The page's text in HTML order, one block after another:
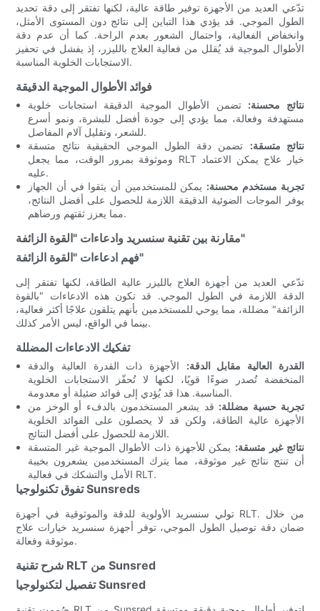
تدّعي العديد من الأجهزة توفير طاقة عالية، لكنها تفتقر إلى دقة تحديد
الطول الموجي. قد يؤدي هذا التباين إلى نتائج دون المستوى الأمثل،
وانخفاض الفعالية، واحتمال الشعور بعدم الراحة. كما أن عدم دقة
الأطوال الموجية قد يُقلل من فعالية العلاج بالليزر، إذ يفشل في تحفيز
الاستجابات الخلوية المناسبة.
فوائد الأطوال الموجية الدقيقة
نتائج محسنة: تضمن الأطوال الموجية الدقيقة استجابات خلوية
مستهدفة وفعالة، مما يؤدي إلى جودة أفضل للبشرة، ونمو أسرع
للشعر، وتقليل آلام المفاصل.
نتائج متسقة: تضمن دقة الطول الموجي الحقيقية نتائج متسقة
وموثوقة بمرور الوقت، مما يجعل RLT خيار علاج يمكن الاعتماد
عليه.
تجربة مستخدم محسنة: يمكن للمستخدمين أن يثقوا في أن الجهاز
يوفر الموجات الضوئية الدقيقة اللازمة للحصول على أفضل النتائج،
مما يعزز ثقتهم ورضاهم.
مقارنة بين تقنية سنسريد وادعاءات "القوة الزائفة"
فهم ادعاءات "القوة الزائفة"
تدّعي العديد من أجهزة العلاج بالليزر عالية الطاقة، لكنها تفتقر إلى
الدقة اللازمة في الطول الموجي. قد تكون هذه الادعاءات "بالقوة
الزائفة" مضللة، مما يوحي للمستخدمين بأنهم يتلقون علاجًا أكثر فعالية،
بينما في الواقع، ليس الأمر كذلك.
تفكيك الادعاءات المضللة
القدرة العالية مقابل الدقة: الأجهزة ذات القدرة العالية والدقة
المنخفضة تُصدر ضوءًا قويًا، لكنها لا تُحفّز الاستجابات الخلوية
المناسبة. هذا قد يُؤدي إلى فوائد ضئيلة أو معدومة.
تجربة حسية مضللة: قد يشعر المستخدمون بالدفء أو الوخز من
الأجهزة عالية الطاقة، ولكن قد لا يحصلون على الفوائد الخلوية
اللازمة للحصول على أفضل النتائج.
نتائج غير متسقة: يمكن للأجهزة ذات الأطوال الموجية غير المتسقة
أن تنتج نتائج غير موثوقة، مما يترك المستخدمين يشعرون بخيبة
الأمل والتشكك في فعالية RLT.
تفوق تكنولوجيا Sunsreds
تولي سنسريد الأولوية للدقة والموثوقية في أجهزة RLT. من خلال
ضمان دقة توصيل الطول الموجي، توفر أجهزة سنسريد خيارات علاج
موثوقة وفعالة.
شرح تقنية RLT من Sunsred
تفصيل لتكنولوجيا Sunsred